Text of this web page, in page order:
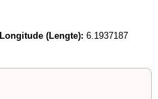
Longitude (Lengte): 6.1937187